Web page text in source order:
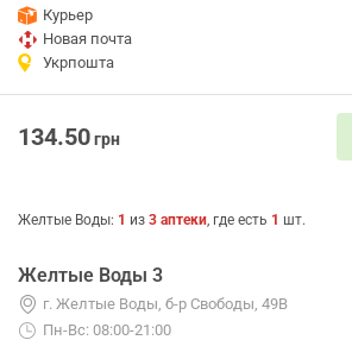
Курьер
Новая почта
Укрпошта
134.50грн
Желтые Воды: 1 из 3 аптеки, где есть 1 шт.
Желтые Воды 3
г. Желтые Воды, б-р Свободы, 49В
Пн-Вс: 08:00-21:00